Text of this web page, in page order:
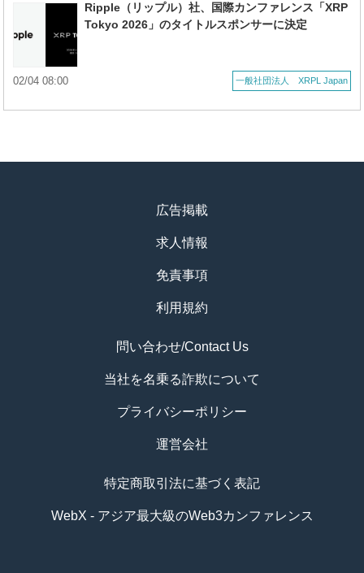
Ripple（リップル）社、国際カンファレンス「XRP
Tokyo 2026」のタイトルスポンサーに決定
一般社団法人 XRPL Japan
02/04 08:00
広告掲載
求人情報
免責事項
利用規約
問い合わせ/Contact Us
当社を名乗る詐欺について
プライバシーポリシー
運営会社
特定商取引法に基づく表記
WebX - アジア最大級のWeb3カンファレンス